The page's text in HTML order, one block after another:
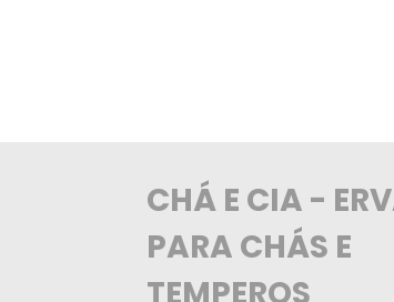
CHÁ E CIA -
PARA CHÁS E